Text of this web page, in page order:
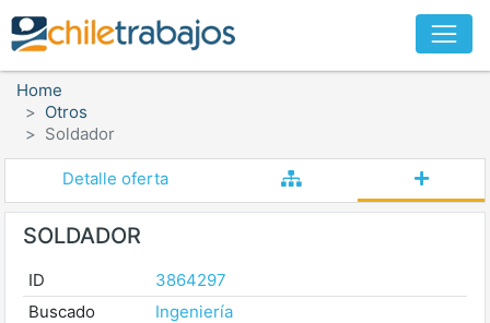
Home
Otros
Soldador
Detalle oferta
SOLDADOR
ID
3864297
Buscado
Ingeniería